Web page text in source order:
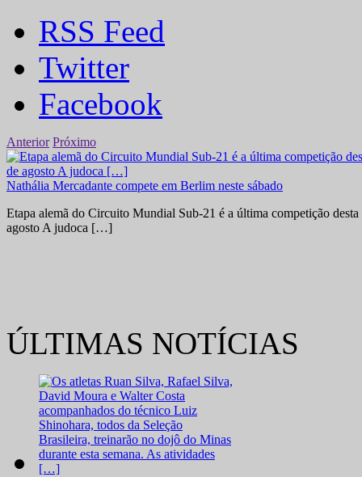
RSS Feed
Twitter
Facebook
Anterior Próximo
Nathália Mercadante compete em Berlim neste sábado
Etapa alemã do Circuito Mundial Sub-21 é a última competição
agosto A judoca […]
ÚLTIMAS NOTÍCIAS